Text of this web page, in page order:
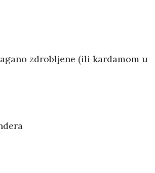
zdrobljene (ili kardamom u